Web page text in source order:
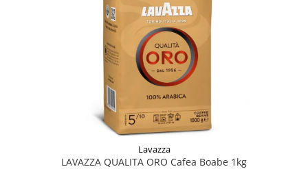
Lavazza
LAVAZZA QUALITA ORO Cafea Boabe 1kg